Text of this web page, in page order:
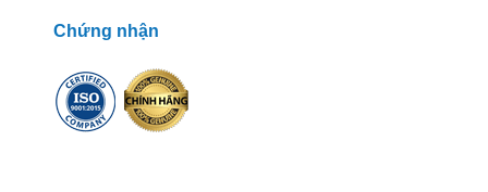
Chứng nhận